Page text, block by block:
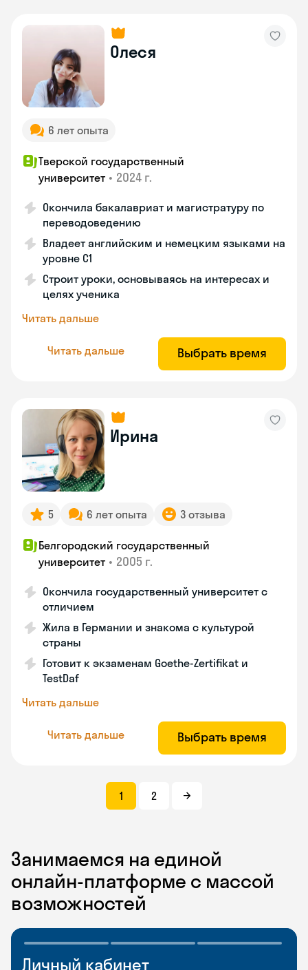
Олеся
6 лет опыта
Тверской государственный
университет • 2024 г.
Окончила бакалавриат и магистратуру по
переводоведению
Владеет английским и немецким языками на
уровне C1
Строит уроки, основываясь на интересах и
целях ученика
Читать дальше
Читать дальше Выбрать время
Ирина
5 6 лет опыта 3 отзыва
Белгородский государственный
университет • 2005 г.
Окончила государственный университет с
отличием
Жила в Германии и знакома с культурой
страны
Готовит к экзаменам Goethe-Zertifikat и
TestDaf
Читать дальше
Читать дальше Выбрать время
1 2
Занимаемся на единой
онлайн-платформе с массой
возможностей
Личный кабинет
Мобильное
Разговорные клубы